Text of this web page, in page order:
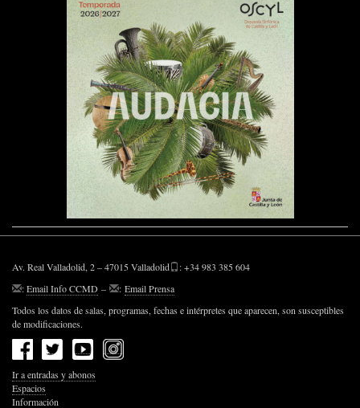
Av. Real Valladolid, 2 – 47015 Valladolid
: +34 983 385 604
:Email Info CCMD – : Email Prensa
Todos los datos de salas, programas, fechas e intérpretes que aparecen, son susceptibles
de modificaciones.
Ir a entradas y abonos
Espacios
Información